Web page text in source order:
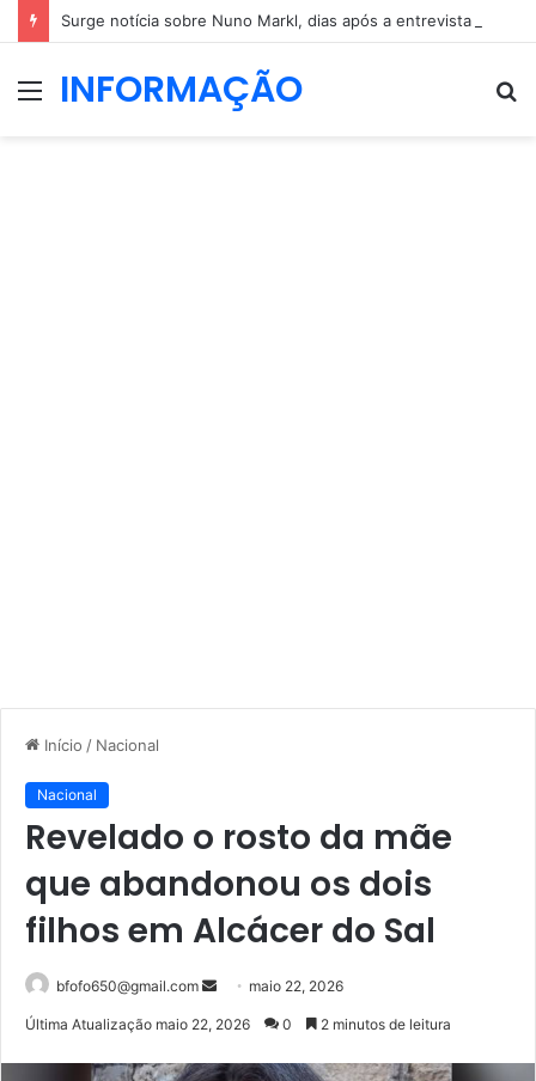
MenuINFORMAÇÃO
Início / Nacional
Nacional
Revelado o rosto da mãe
que abandonou os dois
filhos em Alcácer do Sal
bfofo650@gmail.com
Mande
mail
maio 22, 2026
Última Atualização maio 22, 2026 0 2 minutos de leitura